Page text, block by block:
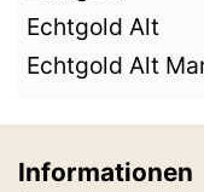
Echtgold Alt
Echtgold Alt
Informationen